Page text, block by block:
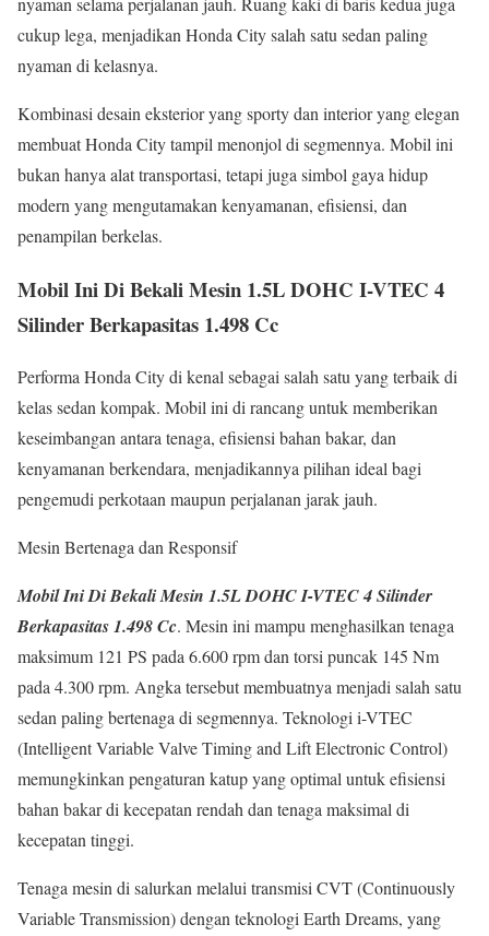
cukup lega, menjadikan Honda City salah satu sedan paling
nyaman di kelasnya.
Kombinasi desain eksterior yang sporty dan interior yang elegan
membuat Honda City tampil menonjol di segmennya. Mobil ini
bukan hanya alat transportasi, tetapi juga simbol gaya hidup
modern yang mengutamakan kenyamanan, efisiensi, dan
penampilan berkelas.
Mobil Ini Di Bekali Mesin 1.5L DOHC I-VTEC 4
Silinder Berkapasitas 1.498 Cc
Performa Honda City di kenal sebagai salah satu yang terbaik di
kelas sedan kompak. Mobil ini di rancang untuk memberikan
keseimbangan antara tenaga, efisiensi bahan bakar, dan
kenyamanan berkendara, menjadikannya pilihan ideal bagi
pengemudi perkotaan maupun perjalanan jarak jauh.
Mesin Bertenaga dan Responsif
Mobil Ini Di Bekali Mesin 1.5L DOHC I-VTEC 4 Silinder
Berkapasitas 1.498 Cc. Mesin ini mampu menghasilkan tenaga
maksimum 121 PS pada 6.600 rpm dan torsi puncak 145 Nm
pada 4.300 rpm. Angka tersebut membuatnya menjadi salah satu
sedan paling bertenaga di segmennya. Teknologi i-VTEC
(Intelligent Variable Valve Timing and Lift Electronic Control)
memungkinkan pengaturan katup yang optimal untuk efisiensi
bahan bakar di kecepatan rendah dan tenaga maksimal di
kecepatan tinggi.
Tenaga mesin di salurkan melalui transmisi CVT (Continuously
Variable Transmission) dengan teknologi Earth Dreams, yang